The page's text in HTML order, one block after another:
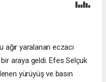
ağır yaralanan eczacı
araya geldi. Efes Selçuk
yürüyüş ve basın